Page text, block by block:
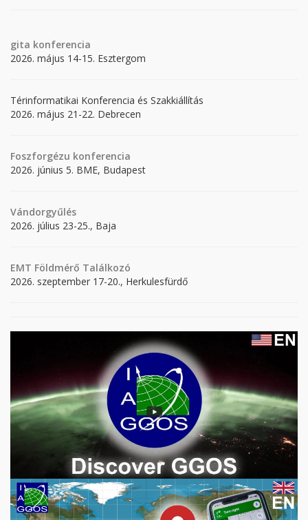
gita konferencia
2026. május 14-15. Esztergom
Térinformatikai Konferencia és Szakkiállítás
2026. május 21-22. Debrecen
Foszforgézu konferencia
2026. június 5. BME, Budapest
Vándorgyűlés
2026. július 23-25., Baja
EMT Földmérő Találkozó
2026. szeptember 17-20., Herkulesfürdő